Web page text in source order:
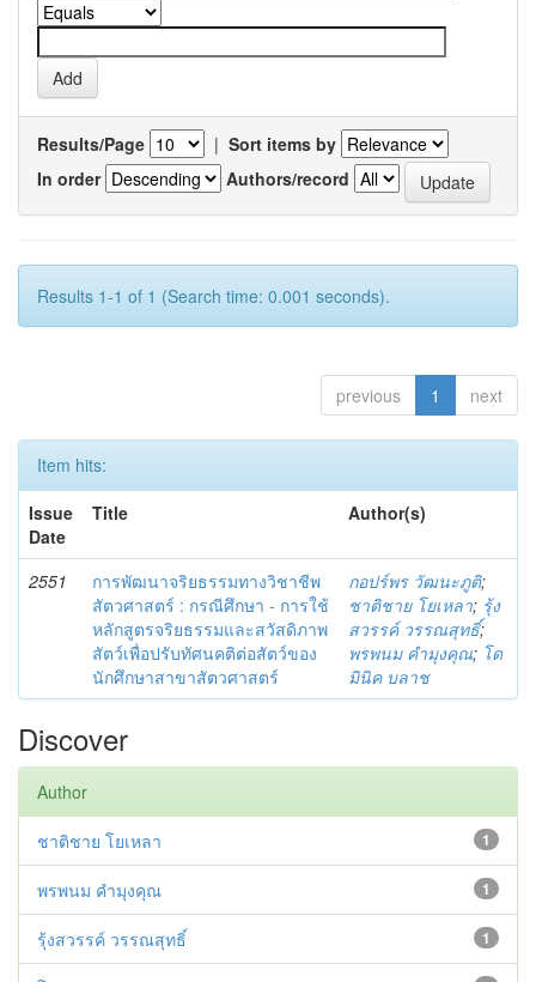
Results/Page | Sort items by
In order
Authors/record
Results 1-1 of 1 (Search time: 0.001 seconds).
previous 1 next
Item hits:
Issue
Date
Title Author(s)
2551
การพัฒนาจริยธรรมทางวิชาชีพ
สัตวศาสตร์ : กรณีศึกษา - การใช้
หลักสูตรจริยธรรมและสวัสดิภาพ
สัตว์เพื่อปรับทัศนคติต่อสัตว์ของ
นักศึกษาสาขาสัตวศาสตร์
กอปร์พร วัฒนะภูติ;
ชาติชาย โยเหลา; รุ้ง
สวรรค์ วรรณสุทธิ์;
พรพนม คำมุงคุณ; โด
มินิค บลาช
Discover
Author
1
ชาติชาย โยเหลา
1
พรพนม คำมุงคุณ
1
รุ้งสวรรค์ วรรณสุทธิ์